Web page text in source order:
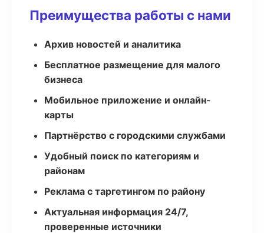
Преимущества работы с нами
Архив новостей и аналитика
Бесплатное размещение для малого
бизнеса
Мобильное приложение и онлайн-
карты
Партнёрство с городскими службами
Удобный поиск по категориям и
районам
Реклама с таргетингом по району
Актуальная информация 24/7,
проверенные источники